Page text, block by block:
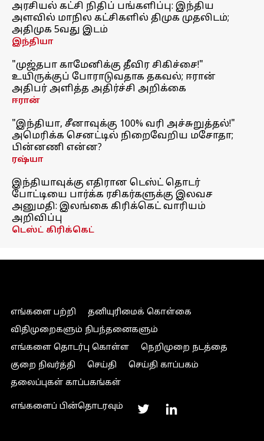
அரசியல் கட்சி நிதிப் பங்களிப்பு: இந்திய
அளவில் மாநில கட்சிகளில் திமுக முதலிடம்;
அதிமுக 5வது இடம்
இந்தியா
"முஜ்தபா காமேனிக்கு தீவிர சிகிச்சை!"
உயிருக்குப் போராடுவதாக தகவல்; ஈரான்
அதிபர் அளித்த அதிர்ச்சி அறிக்கை
ஈரான்
"இந்தியா, சீனாவுக்கு 100% வரி அச்சுறுத்தல்!"
அமெரிக்க செனட்டில் நிறைவேறிய மசோதா;
பின்னணி என்ன?
ரஷ்யா
இந்தியாவுக்கு எதிரான டெஸ்ட் தொடர்
போட்டியை பார்க்க ரசிகர்களுக்கு இலவச
அனுமதி: இலங்கை கிரிக்கெட் வாரியம்
அறிவிப்பு
டெஸ்ட் கிரிக்கெட்
எங்களை பற்றி
தனியுரிமைக் கொள்கை
விதிமுறைகளும் நிபந்தனைகளும்
எங்களை தொடர்பு கொள்ள
நெறிமுறை நடத்தை
குறை நிவர்த்தி
செய்தி
செய்தி காப்பகம்
தலைப்புகள் காப்பகங்கள்
எங்களைப் பின்தொடரவும்